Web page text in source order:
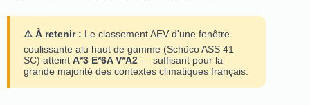
⚠️ À retenir : Le classement AEV d'une fenêtre
coulissante alu haut de gamme (Schüco ASS 41
SC) atteint A*3 E*6A V*A2 — suffisant pour la
grande majorité des contextes climatiques français.